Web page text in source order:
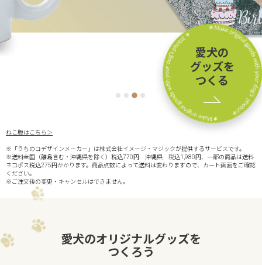
愛犬の
グッズを
つくる
ねこ版はこちら＞
※「うちのコデザインメーカー」は株式会社イメージ・マジックが提供するサービスです。
※送料全国（離島含む・沖縄県を除く）税込770円 沖縄県 税込1,980円、一部の商品は送料
ネコポス税込275円かかります。商品点数によって送料は変わりますので、カート画面をご確認
ください。
※ご注文後の変更・キャンセルはできません。
愛犬のオリジナルグッズを
つくろう